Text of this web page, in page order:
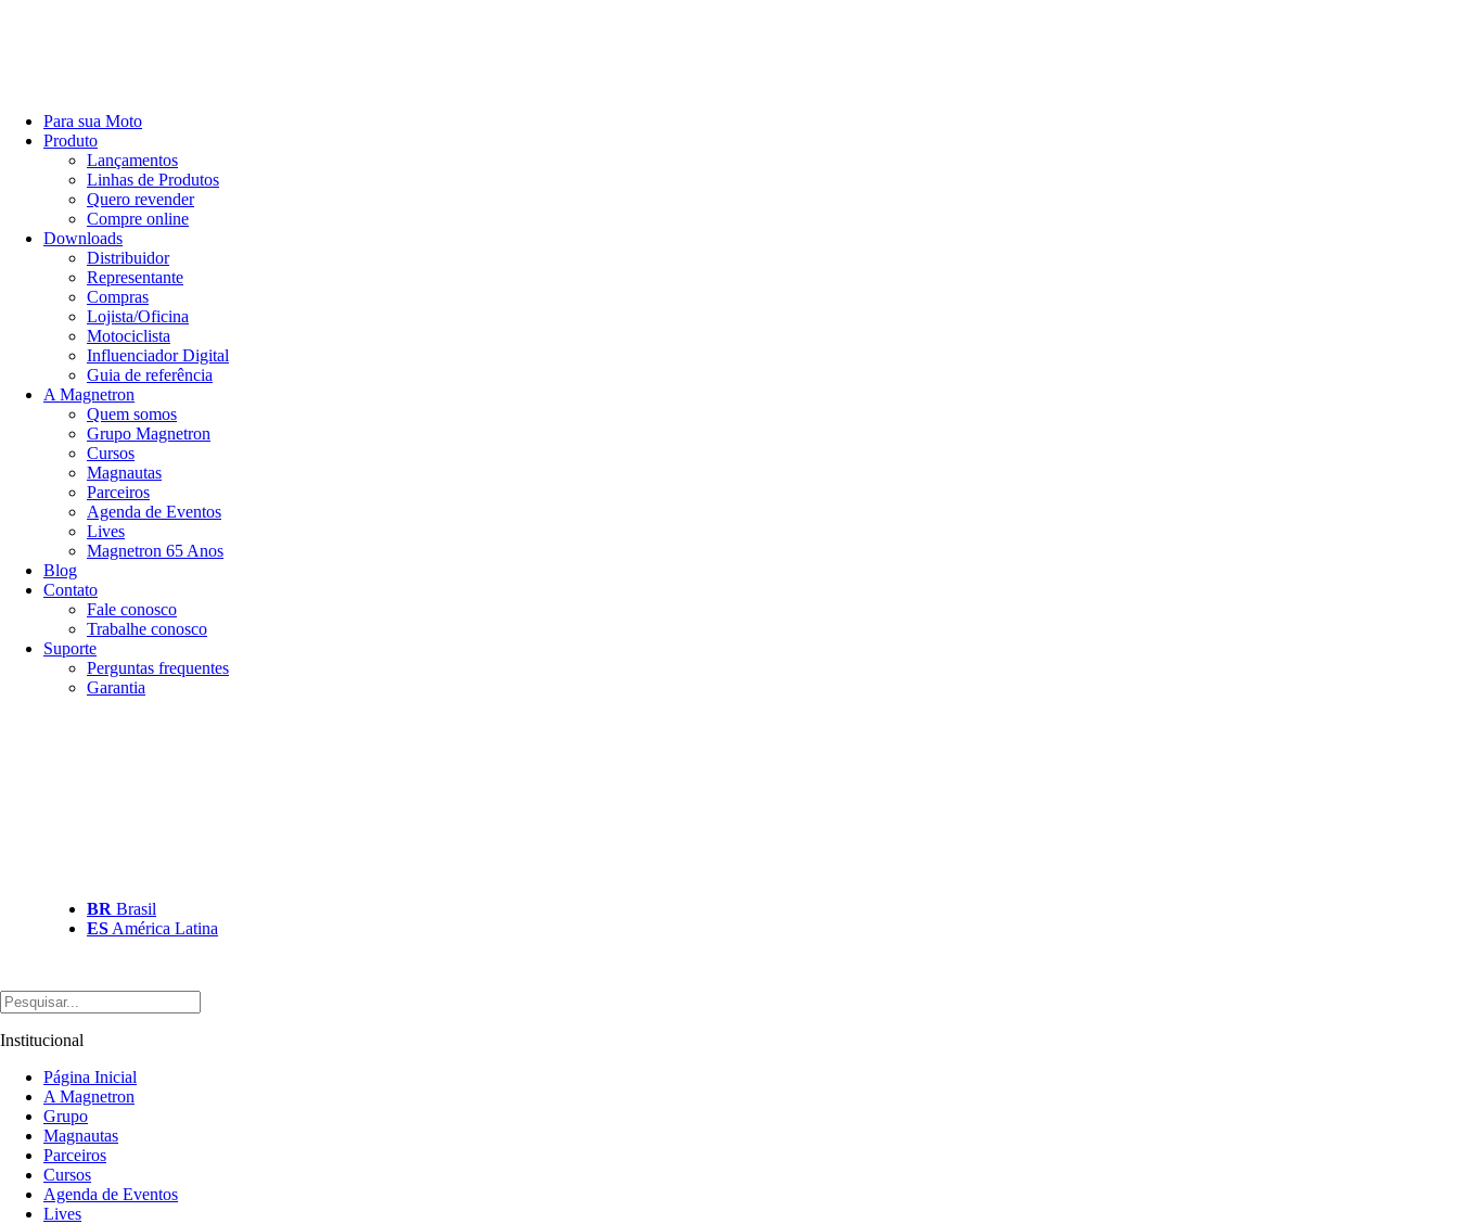
Para sua Moto
Produto
Lançamentos
Linhas de Produtos
Quero revender
Compre online
Downloads
Distribuidor
Representante
Compras
Lojista/Oficina
Motociclista
Influenciador Digital
Guia de referência
A Magnetron
Quem somos
Grupo Magnetron
Cursos
Magnautas
Parceiros
Agenda de Eventos
Lives
Magnetron 65 Anos
Blog
Contato
Fale conosco
Trabalhe conosco
Suporte
Perguntas frequentes
Garantia
BR Brasil
ES América Latina
Institucional
Página Inicial
A Magnetron
Grupo
Magnautas
Parceiros
Cursos
Agenda de Eventos
Lives